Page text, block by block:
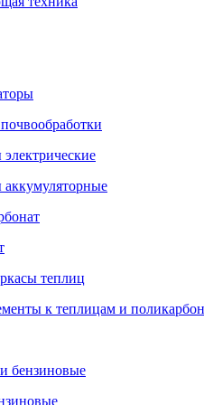
аккумуляторные
теплиц
к теплицам и
бензиновые